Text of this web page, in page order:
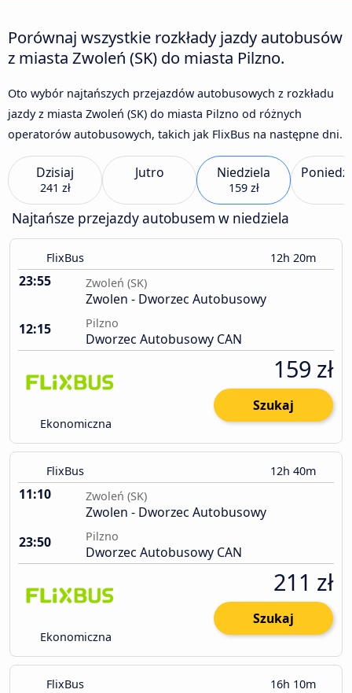
Porównaj wszystkie rozkłady jazdy autobusów
z miasta Zwoleń (SK) do miasta Pilzno.
Oto wybór najtańszych przejazdów autobusowych z rozkładu
jazdy z miasta Zwoleń (SK) do miasta Pilzno od różnych
operatorów autobusowych, takich jak FlixBus na następne dni.
Dzisiaj
241 zł
Jutro Niedziela
159 zł
Najtańsze przejazdy autobusem w niedziela
FlixBus 12h 20m
23:55 Zwoleń (SK)
Zwolen - Dworzec Autobusowy
12:15
Pilzno
Dworzec Autobusowy CAN
Ekonomiczna
159 zł
Szukaj
FlixBus 12h 40m
11:10 Zwoleń (SK)
Zwolen - Dworzec Autobusowy
23:50
Pilzno
Dworzec Autobusowy CAN
Ekonomiczna
211 zł
Szukaj
FlixBus 16h 10m